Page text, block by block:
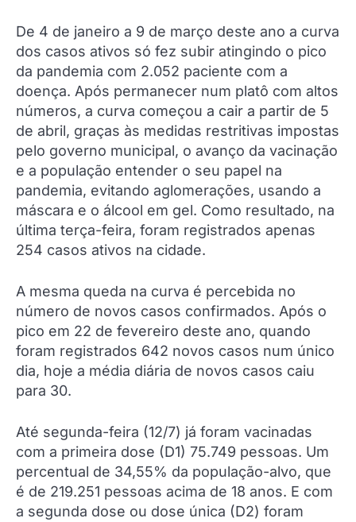
De 4 de janeiro a 9 de março deste ano a curva
dos casos ativos só fez subir atingindo o pico
da pandemia com 2.052 paciente com a
doença. Após permanecer num platô com altos
números, a curva começou a cair a partir de 5
de abril, graças às medidas restritivas impostas
pelo governo municipal, o avanço da vacinação
e a população entender o seu papel na
pandemia, evitando aglomerações, usando a
máscara e o álcool em gel. Como resultado, na
última terça-feira, foram registrados apenas
254 casos ativos na cidade.
A mesma queda na curva é percebida no
número de novos casos confirmados. Após o
pico em 22 de fevereiro deste ano, quando
foram registrados 642 novos casos num único
dia, hoje a média diária de novos casos caiu
para 30.
Até segunda-feira (12/7) já foram vacinadas
com a primeira dose (D1) 75.749 pessoas. Um
percentual de 34,55% da população-alvo, que
é de 219.251 pessoas acima de 18 anos. E com
a segunda dose ou dose única (D2) foram